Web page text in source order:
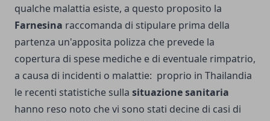
qualche malattia esiste, a questo proposito la
Farnesina raccomanda di stipulare prima della
partenza un'apposita polizza che prevede la
copertura di spese mediche e di eventuale rimpatrio,
a causa di incidenti o malattie: proprio in Thailandia
le recenti statistiche sulla situazione sanitaria
hanno reso noto che vi sono stati decine di casi di